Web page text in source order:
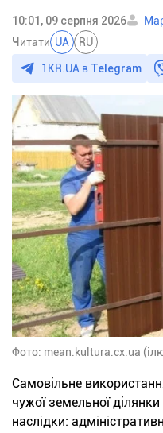
10:01, 09 серпня 2026
Читати UA RU
1KR.UA в Telegram
Фото: mean.kultura.cx.ua
Самовільне
чужої земельної
наслідки: